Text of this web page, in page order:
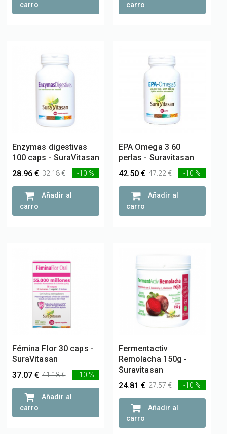
carro
carro
Enzymas digestivas
100 caps - SuraVitasan
28.96 € 32.18 € -10 %
Añadir al
carro
EPA Omega 3 60
perlas - Suravitasan
42.50 € 47.22 € -10 %
Añadir al
carro
Fémina Flor 30 caps -
SuraVitasan
37.07 € 41.18 € -10 %
Añadir al
carro
Fermentactiv
Remolacha 150g -
Suravitasan
24.81 € 27.57 € -10 %
Añadir al
carro